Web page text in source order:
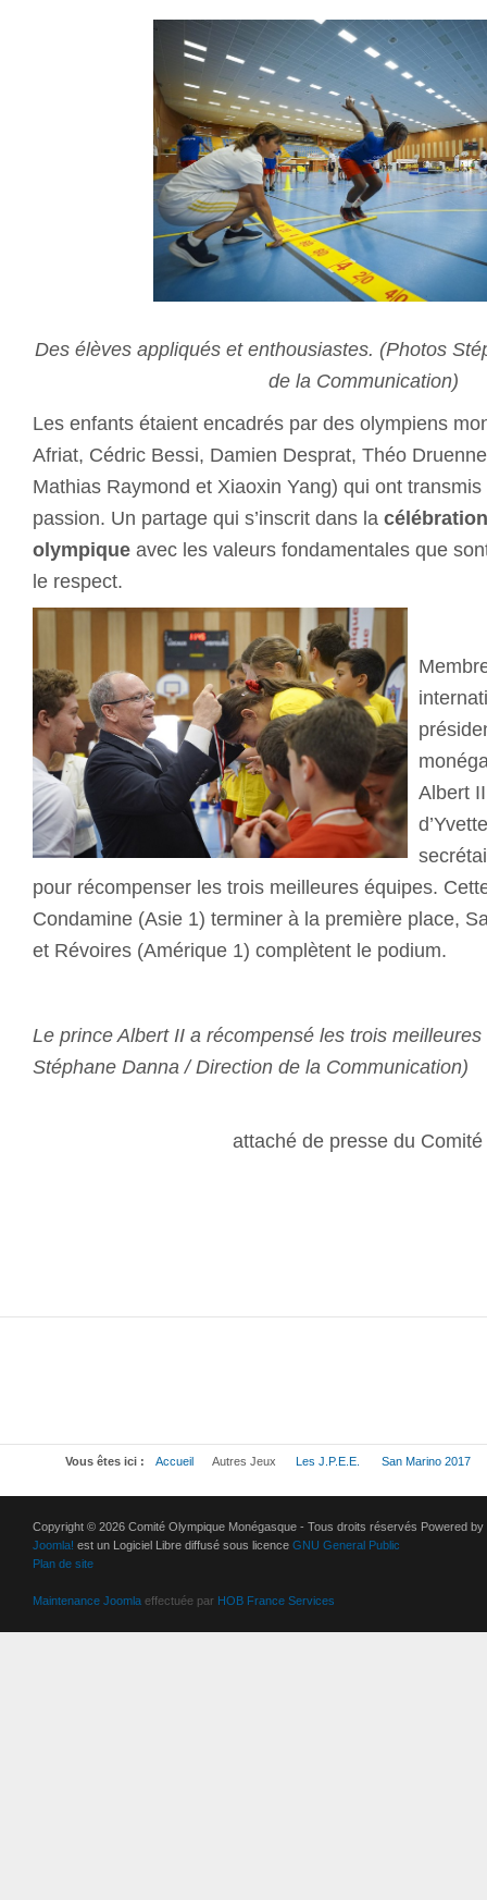
Des élèves appliqués et enthousiastes. (Photos
de la Communication)
Les enfants étaient encadrés par des olympiens
Afriat, Cédric Bessi, Damien Desprat, Théo
Mathias Raymond et Xiaoxin Yang) qui ont
passion. Un partage qui s’inscrit dans la
olympique avec les valeurs fondamentales que
le respect.
Albert
pour récompenser les trois meilleures équipes.
Condamine (Asie 1) terminer à la première place,
et Révoires (Amérique 1) complètent le podium.
Le prince Albert II a récompensé les trois
Stéphane Danna / Direction de la Communication)
attaché de presse du
Vous êtes ici : Accueil Autres Jeux Les J.P.E.E. San Marino 2017
Copyright © 2026 Comité Olympique Monégasque - Tous droits réservés Powered by
Joomla! est un Logiciel Libre diffusé sous licence GNU General Public
Plan de site
Maintenance Joomla effectuée par HOB France Services